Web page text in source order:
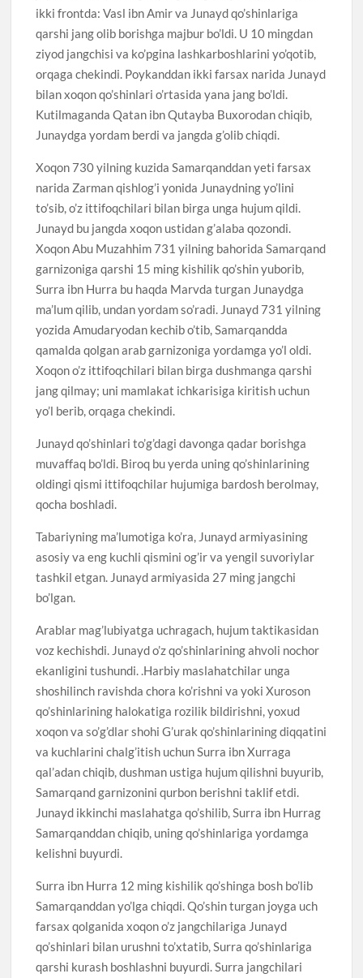
ikki frontda: Vasl ibn Amir va Junayd qo’shinlariga
qarshi jang olib borishga majbur bo’ldi. U 10 mingdan
ziyod jangchisi va ko’pgina lashkarboshlarini yo’qotib,
orqaga chekindi. Poykanddan ikki farsax narida Junayd
bilan xoqon qo’shinlari o’rtasida yana jang bo’ldi.
Kutilmaganda Qatan ibn Qutayba Buxorodan chiqib,
Junaydga yordam berdi va jangda g’olib chiqdi.
Xoqon 730 yilning kuzida Samarqanddan yeti farsax
narida Zarman qishlog’i yonida Junaydning yo’lini
to’sib, o’z ittifoqchilari bilan birga unga hujum qildi.
Junayd bu jangda xoqon ustidan g’alaba qozondi.
Xoqon Abu Muzahhim 731 yilning bahorida Samarqand
garnizoniga qarshi 15 ming kishilik qo’shin yuborib,
Surra ibn Hurra bu haqda Marvda turgan Junaydga
ma’lum qilib, undan yordam so’radi. Junayd 731 yilning
yozida Amudaryodan kechib o’tib, Samarqandda
qamalda qolgan arab garnizoniga yordamga yo’l oldi.
Xoqon o’z ittifoqchilari bilan birga dushmanga qarshi
jang qilmay; uni mamlakat ichkarisiga kiritish uchun
yo’l berib, orqaga chekindi.
Junayd qo’shinlari to’g’dagi davonga qadar borishga
muvaffaq bo’ldi. Biroq bu yerda uning qo’shinlarining
oldingi qismi ittifoqchilar hujumiga bardosh berolmay,
qocha boshladi.
Tabariyning ma’lumotiga ko’ra, Junayd armiyasining
asosiy va eng kuchli qismini og’ir va yengil suvoriylar
tashkil etgan. Junayd armiyasida 27 ming jangchi
bo’lgan.
Arablar mag’lubiyatga uchragach, hujum taktikasidan
voz kechishdi. Junayd o’z qo’shinlarining ahvoli nochor
ekanligini tushundi. .Harbiy maslahatchilar unga
shoshilinch ravishda chora ko’rishni va yoki Xuroson
qo’shinlarining halokatiga rozilik bildirishni, yoxud
xoqon va so’g’dlar shohi G’urak qo’shinlarining diqqatini
va kuchlarini chalg’itish uchun Surra ibn Xurraga
qal’adan chiqib, dushman ustiga hujum qilishni buyurib,
Samarqand garnizonini qurbon berishni taklif etdi.
Junayd ikkinchi maslahatga qo’shilib, Surra ibn Hurrag
Samarqanddan chiqib, uning qo’shinlariga yordamga
kelishni buyurdi.
Surra ibn Hurra 12 ming kishilik qo’shinga bosh bo’lib
Samarqanddan yo’lga chiqdi. Qo’shin turgan joyga uch
farsax qolganida xoqon o’z jangchilariga Junayd
qo’shinlari bilan urushni to’xtatib, Surra qo’shinlariga
qarshi kurash boshlashni buyurdi. Surra jangchilari